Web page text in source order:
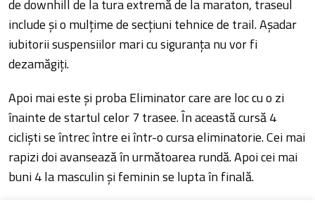
de downhill de la tura extremă de la maraton, traseul
include şi o mulţime de secţiuni tehnice de trail. Aşadar
iubitorii suspensiilor mari cu siguranţa nu vor fi
dezamăgiţi.
Apoi mai este şi proba Eliminator care are loc cu o zi
înainte de startul celor 7 trasee. În această cursă 4
ciclişti se întrec între ei într-o cursa eliminatorie. Cei mai
rapizi doi avansează în următoarea rundă. Apoi cei mai
buni 4 la masculin şi feminin se lupta în finală.